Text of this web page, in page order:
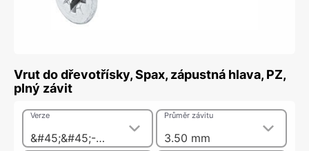
Vrut do dřevotřísky, Spax, zápustná hlava, PZ,
plný závit
&#45;&#45;-Hranatá špička s patentovaným profilem dříku a víceúčelovou hlavou
Verze
3.50 mm
Průměr závitu